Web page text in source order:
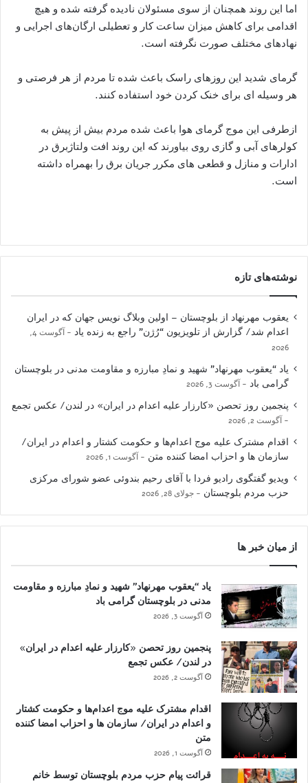
اما این روند همچنان از سوی مسئولان نادیده گرفته شده و هیچ
اقدامی برای کاهش میزان ساعت کار و تعطیلی ارگان‌های اجرایی و
نهادهای مختلف صورت نگرفته است.
گرمای شدید این روزهای راسک باعث شده تا مردم از هر فرصتی و
هر وسیله ای برای خنک کردن خود استفاده کنند.
ازطرفی این موج گرمای هوا باعث شده مردم بیش از پیش به
کولرهای آبی و گازی روی بیاورند که این روند افت ولتاژبرق در
ادارات و منازل و قطعی های مکرر جریان برق را بهمراه داشته
است.
نوشته‌های تازه
یعقوب مهرنهاد از بلوچستان – اولین وبلاگ نویس جهان که در ایران
اعدام شد/ گزارش از تلویزیون “رُژن” راجع به زنده یاد
آگوست 4,
2026
یاد “یعقوب مهرنهاد” شهید و نمادِ مبارزه و مقاومت مدنی در بلوچستان
گرامی باد
آگوست 3, 2026
پنجمین روز تحصن «کارزار علیه اعدام در ایران» در لندن/ عکس تجمع
آگوست 2, 2026
اقدام مشترک علیه موج اعدام‌ها و حکومت کشتار و اعدام در ایران/
سازمان ها و احزاب امضا کننده متن
آگوست 1, 2026
ویدیو گفتگوی رادیو فردا با آقای رحیم بندوئی عضو شورای مرکزی
حزب مردم بلوچستان
جولای 28, 2026
از میان خبر ها
یاد “یعقوب مهرنهاد” شهید و نمادِ مبارزه و مقاومت
مدنی در بلوچستان گرامی باد
آگوست 3, 2026
پنجمین روز تحصن «کارزار علیه اعدام در ایران»
در لندن/ عکس تجمع
آگوست 2, 2026
اقدام مشترک علیه موج اعدام‌ها و حکومت کشتار
و اعدام در ایران/ سازمان ها و احزاب امضا کننده
متن
آگوست 1, 2026
قرائت پیام حزب مردم بلوچستان توسط خانم